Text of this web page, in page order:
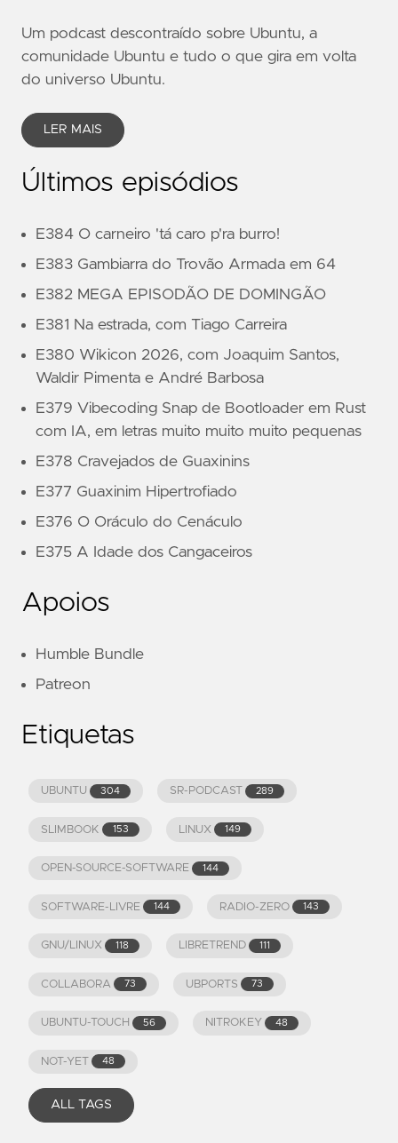
Um podcast descontraído sobre Ubuntu, a
comunidade Ubuntu e tudo o que gira em volta
do universo Ubuntu.
LER MAIS
Últimos episódios
E384 O carneiro 'tá caro p'ra burro!
E383 Gambiarra do Trovão Armada em 64
E382 MEGA EPISODÃO DE DOMINGÃO
E381 Na estrada, com Tiago Carreira
E380 Wikicon 2026, com Joaquim Santos,
Waldir Pimenta e André Barbosa
E379 Vibecoding Snap de Bootloader em Rust
com IA, em letras muito muito muito pequenas
E378 Cravejados de Guaxinins
E377 Guaxinim Hipertrofiado
E376 O Oráculo do Cenáculo
E375 A Idade dos Cangaceiros
Apoios
Humble Bundle
Patreon
Etiquetas
UBUNTU 304 SR-PODCAST 289
SLIMBOOK 153 LINUX 149
OPEN-SOURCE-SOFTWARE 144
SOFTWARE-LIVRE 144 RADIO-ZERO 143
GNU/LINUX 118 LIBRETREND 111
COLLABORA 73 UBPORTS 73
UBUNTU-TOUCH 56 NITROKEY 48
NOT-YET 48
ALL TAGS